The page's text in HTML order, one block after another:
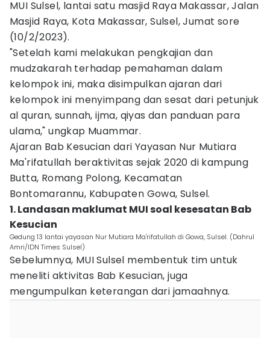
MUI Sulsel, lantai satu masjid Raya Makassar, Jalan
Masjid Raya, Kota Makassar, Sulsel, Jumat sore
(10/2/2023).
"Setelah kami melakukan pengkajian dan
mudzakarah terhadap pemahaman dalam
kelompok ini, maka disimpulkan ajaran dari
kelompok ini menyimpang dan sesat dari petunjuk
al quran, sunnah, ijma, qiyas dan panduan para
ulama," ungkap Muammar.
Ajaran Bab Kesucian dari Yayasan Nur Mutiara
Ma'rifatullah beraktivitas sejak 2020 di kampung
Butta, Romang Polong, Kecamatan
Bontomarannu, Kabupaten Gowa, Sulsel.
1. Landasan maklumat MUI soal kesesatan Bab
Kesucian
Gedung 13 lantai yayasan Nur Mutiara Ma'rifatullah di Gowa, Sulsel. (Dahrul
Amri/IDN Times Sulsel)
Sebelumnya, MUI Sulsel membentuk tim untuk
meneliti aktivitas Bab Kesucian, juga
mengumpulkan keterangan dari jamaahnya.